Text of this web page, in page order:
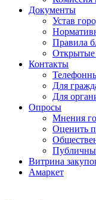
Документы
Устав
Правила
Открытые
Контакты
Для
Для
Опросы
Мнения
Оценить
Витрина
Амаркет